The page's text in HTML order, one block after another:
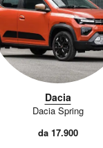
Dacia
Dacia Spring
da 17.900